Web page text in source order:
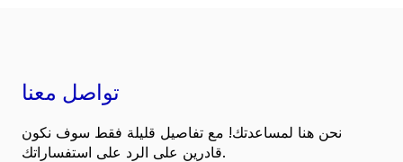
تواصل معنا
نحن هنا لمساعدتك! مع تفاصيل قليلة فقط سوف نكون
قادرين على الرد على استفساراتك.